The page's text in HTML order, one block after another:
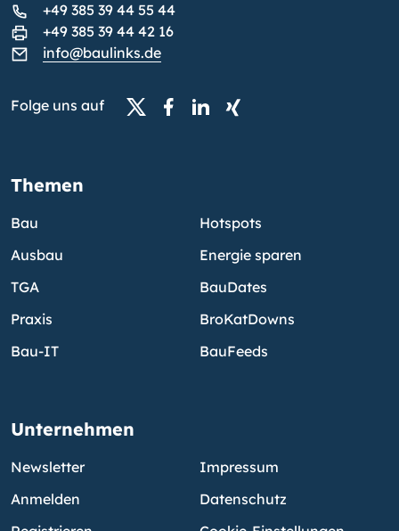
+49 385 39 44 55 44
+49 385 39 44 42 16
info@baulinks.de
Folge uns auf
Themen
Bau
Ausbau
TGA
Praxis
Bau-IT
Hotspots
Energie sparen
BauDates
BroKatDowns
BauFeeds
Unternehmen
Newsletter
Anmelden
Impressum
Datenschutz